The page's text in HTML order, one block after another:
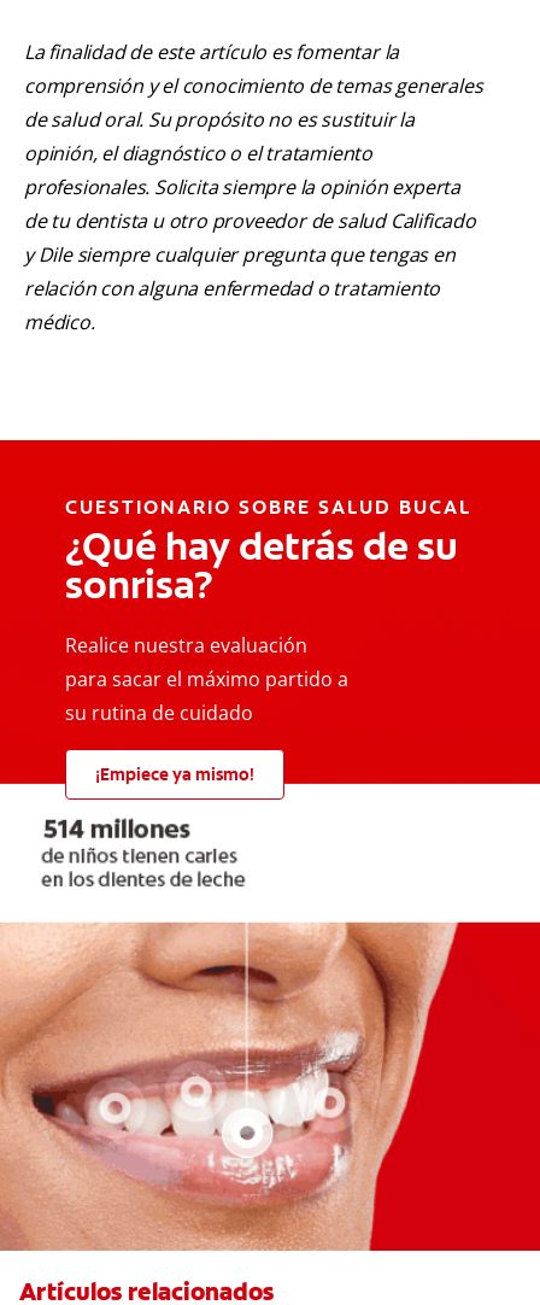
La finalidad de este artículo es fomentar la
comprensión y el conocimiento de temas generales
de salud oral. Su propósito no es sustituir la
opinión, el diagnóstico o el tratamiento
profesionales. Solicita siempre la opinión experta
de tu dentista u otro proveedor de salud Calificado
y Dile siempre cualquier pregunta que tengas en
relación con alguna enfermedad o tratamiento
médico.
CUESTIONARIO SOBRE SALUD BUCAL
¿Qué hay detrás de su
sonrisa?
Realice nuestra evaluación
para sacar el máximo partido a
su rutina de cuidado
¡Empiece ya mismo!
Artículos relacionados